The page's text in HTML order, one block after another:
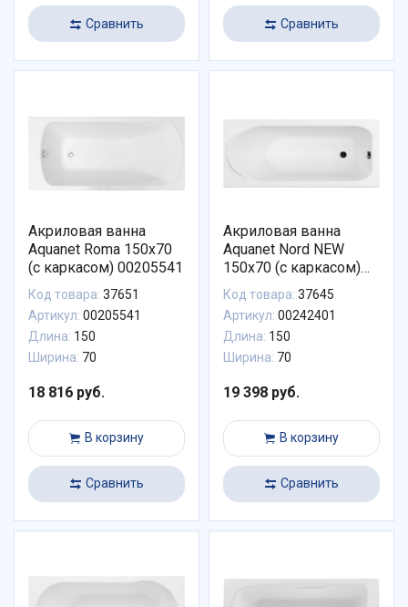
Сравнить Сравнить
Акриловая ванна
Aquanet Roma 150x70
(с каркасом) 00205541
Код товара: 37651
Артикул: 00205541
Длина: 150
Ширина: 70
18 816 руб.
В корзину
Сравнить
Акриловая ванна
Aquanet Nord NEW
150x70 (с каркасом)
00242401
Код товара: 37645
Артикул: 00242401
Длина: 150
Ширина: 70
19 398 руб.
В корзину
Сравнить